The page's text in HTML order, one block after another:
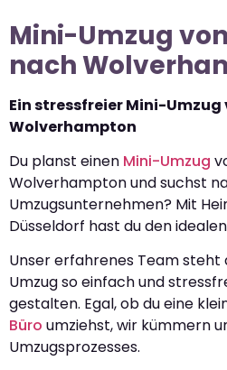
Mini-Umzug
nach
Ein stressfreier Mini-
Wolverhampton
Du planst einen Mini-Umzug
Wolverhampton und suchst
Umzugsunternehmen? Mit
Düsseldorf hast du den
Unser erfahrenes Team steht
Umzug so einfach und
gestalten. Egal, ob du eine
Büro umziehst, wir kümmern
Umzugsprozesses.